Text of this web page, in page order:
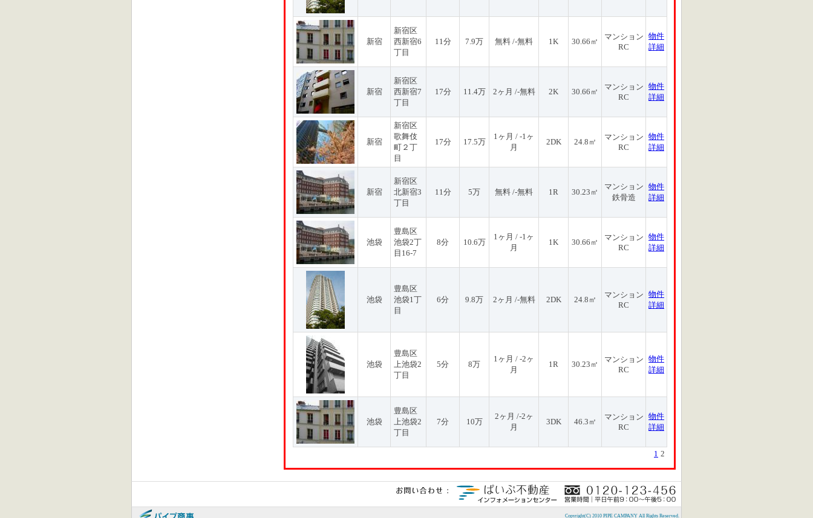
新宿
新宿区
西新宿6
丁目
11分 7.9万 無料 /-無料 1K 30.66㎡
マンション
RC
物件
詳細
新宿
新宿区
西新宿7
丁目
17分 11.4万 2ヶ月 /-無料 2K 30.66㎡
マンション
RC
物件
詳細
新宿
新宿区
歌舞伎
町２丁
目
17分 17.5万
1ヶ月 / -1ヶ
月
2DK 24.8㎡
マンション
RC
物件
詳細
新宿
新宿区
北新宿3
丁目
11分 5万 無料 /-無料 1R 30.23㎡
マンション
鉄骨造
物件
詳細
池袋
豊島区
池袋2丁
目16-7
8分 10.6万
1ヶ月 / -1ヶ
月
1K 30.66㎡
マンション
RC
物件
詳細
池袋
豊島区
池袋1丁
目
6分 9.8万 2ヶ月 /-無料 2DK 24.8㎡
マンション
RC
物件
詳細
池袋
豊島区
上池袋2
丁目
5分 8万
1ヶ月 / -2ヶ
月
1R 30.23㎡
マンション
RC
物件
詳細
池袋
豊島区
上池袋2
丁目
7分 10万
2ヶ月 /-2ヶ
月
3DK 46.3㎡
マンション
RC
物件
詳細
1 2
Copyright(C) 2010 PIPE CAMPANY All Rights Reserved.